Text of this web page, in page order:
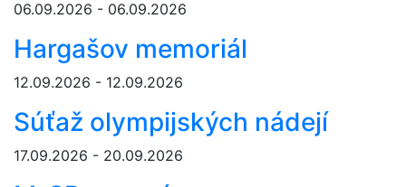
06.09.2026 - 06.09.2026
Hargašov memoriál
12.09.2026 - 12.09.2026
Súťaž olympijských nádejí
17.09.2026 - 20.09.2026